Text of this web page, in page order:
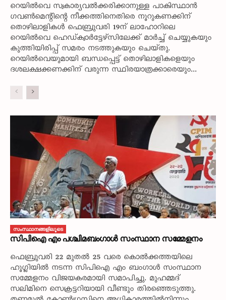
റെയിൽവെ സ്വകാര്യവൽക്കരിക്കാനുള്ള പാകിസ്ഥാൻ
ഗവൺമെന്റിന്റെ നീക്കത്തിനെതിരെ നൂറുകണക്കിന്‌
തൊഴിലാളികൾ ഫെബ്രുവരി 19ന്‌ ലാഹോറിലെ
റെയിൽവെ ഹെഡ്‌ക്വാർട്ടേഴ്‌സിലേക്ക്‌ മാർച്ച്‌ ചെയ്യുകയും
കുത്തിയിരിപ്പ്‌ സമരം നടത്തുകയും ചെയ്‌തു.
റെയിൽവെയുമായി ബന്ധപ്പെട്ട്‌ തൊഴിലാളികളെയും
ദശലക്ഷക്കണക്കിന്‌ വരുന്ന സ്ഥിരയാത്രക്കാരെയും...
സംസ്ഥാനങ്ങളിലൂടെ
സിപിഐ എം പശ്ചിമബംഗാൾ സംസ്ഥാന സമ്മേളനം
ഫെബ്രുവരി 22 മുതൽ 25 വരെ കൊൽക്കത്തയിലെ
ഹൂഗ്ലിയിൽ നടന്ന സിപിഐ എം ബംഗാൾ സംസ്ഥാന
സമ്മേളനം വിജയകരമായി സമാപിച്ചു. മുഹമ്മദ്‌
സലിമിനെ സെക്രട്ടറിയായി വീണ്ടും തിരഞ്ഞെടുത്തു.